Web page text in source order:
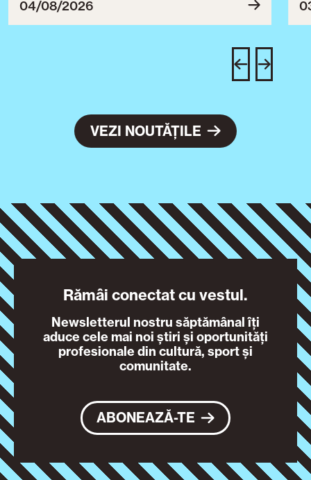
04/08/2026
VEZI NOUTĂȚILE
Rămâi conectat cu vestul.
Newsletterul nostru săptămânal îți
aduce cele mai noi știri și oportunități
profesionale din cultură, sport și
comunitate.
ABONEAZĂ-TE